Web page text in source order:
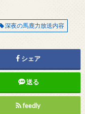
深夜の馬鹿力放送内容
シェア
送る
feedly